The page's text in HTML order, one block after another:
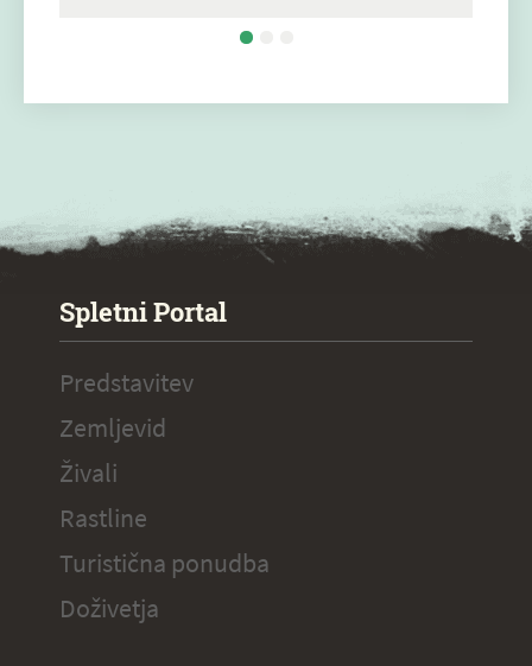
Spletni Portal
Predstavitev
Zemljevid
Živali
Rastline
Turistična ponudba
Doživetja